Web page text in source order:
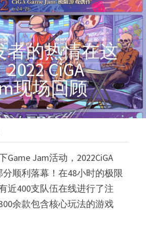
者的热情在这
2022 CiGA
现场回顾
Game Jam活动，2022CiGA
分顺利落幕！在48小时的极限
近400支队伍在线进行了注
余款包含核心玩法的游戏